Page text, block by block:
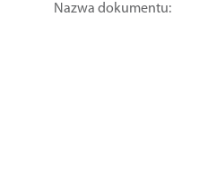
Nazwa dokumentu: